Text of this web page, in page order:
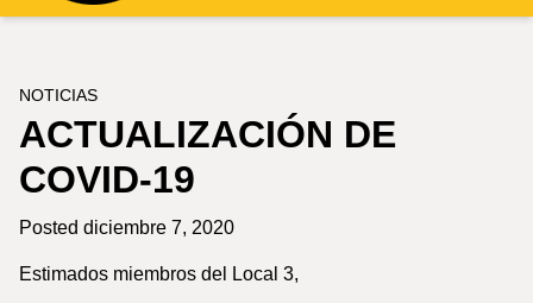
NOTICIAS
ACTUALIZACIÓN DE
COVID-19
Posted diciembre 7, 2020
Estimados miembros del Local 3,